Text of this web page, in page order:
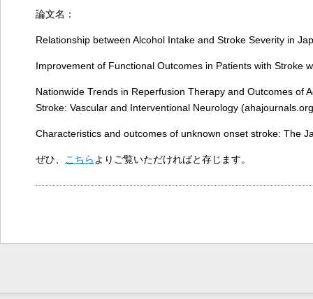
論文名：
Relationship between Alcohol Intake and Stroke Severity in
Improvement of Functional Outcomes in Patients with Stroke
Nationwide Trends in Reperfusion Therapy and Outcomes of
Stroke: Vascular and Interventional Neurology
Characteristics and outcomes of unknown onset stroke: The
ぜひ、 こちら よりご覧いただければと存じます。